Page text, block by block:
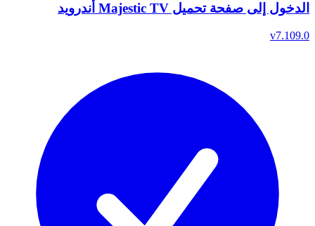
الدخول إلى صفحة تحميل Majestic TV أندرويد
v7.109.0